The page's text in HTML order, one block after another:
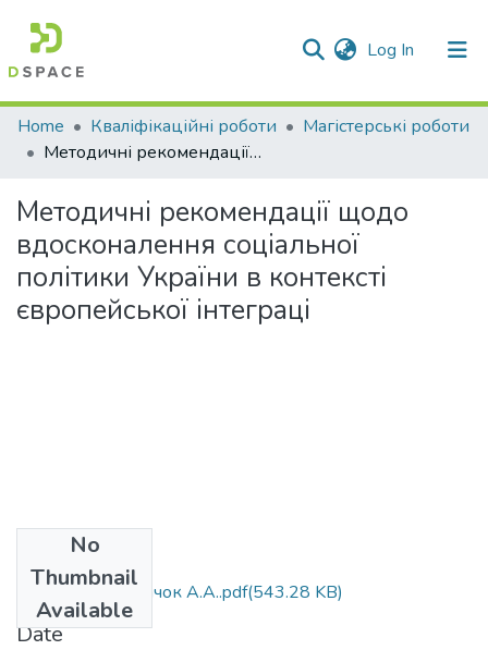
Log In (current)
Communities & Collections
All of DSpace
Statistics
Home Кваліфікаційні роботи
Магістерські роботи
Методичні рекомендації щодо вдосконалення соціальної політики України в контексті європейської інтеграці
Методичні рекомендації щодо
вдосконалення соціальної
політики України в контексті
європейської інтеграці
No
Thumbnail
Available
МР 281 2023 Бачок А.А..pdf(543.28 KB)
Date